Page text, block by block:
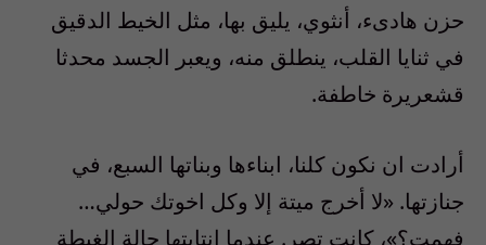
حزن هادىء، أنثوي، يليق بها، مثل الخيط الدقيق
في ثنايا القلب، ينطلق منه، ويعبر الجسد محدثا
قشعريرة خاطفة.
أرادت ان نكون كلنا، ابناءها وبناتها السبع، في
جنازتها. «لا أخرج ميتة إلا وكل اخوتك حولي…
فهمتِ؟»، كانت تصر. عندما انتابتها حالة الغبطة